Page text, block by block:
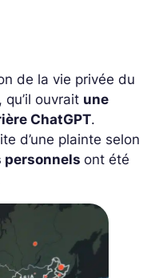
de la vie privée du
ouvrait une
ChatGPT.
d’une plainte selon
personnels ont été